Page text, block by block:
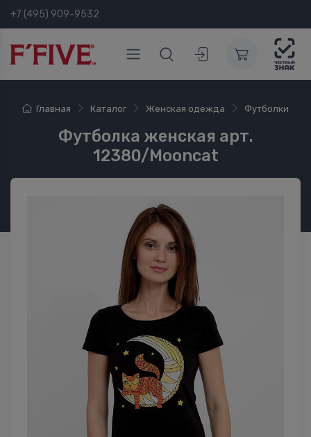
+7 (495) 909-9532
Главная Каталог Женская одежда Футболки
Футболка женская арт.
12380/Mooncat